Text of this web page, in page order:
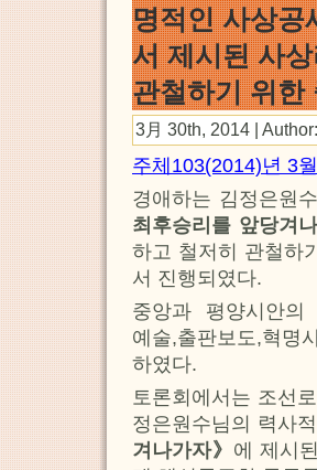
명적인 사상공
서 제시된 사
관철하기 위한
3月 30th, 2014 | Author:
주체103(2014)년 3
경애하는 김정은원
최후승리를 앞당겨
하고 철저히 관철하
서 진행되였다.
중앙과 평양시안의
예술,출판보도,혁명
하였다.
토론회에서는 조선
정은원수님의 력사
겨나가자》 에 제시